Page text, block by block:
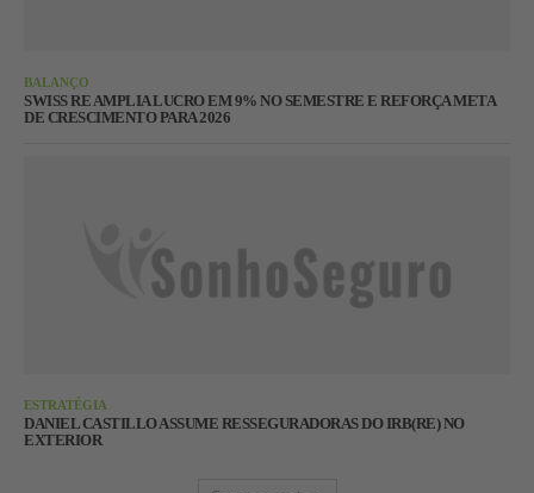
BALANÇO
SWISS RE AMPLIA LUCRO EM 9% NO SEMESTRE E REFORÇA META
DE CRESCIMENTO PARA 2026
ESTRATÉGIA
DANIEL CASTILLO ASSUME RESSEGURADORAS DO IRB(RE) NO
EXTERIOR